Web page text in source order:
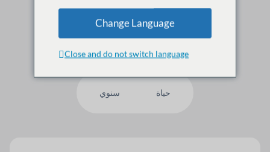
سنوي حياة
Change Language
Close and do not switch language